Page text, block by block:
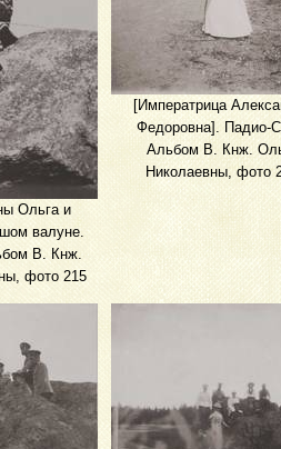
Ольга и
валуне.
В. Кнж.
фото 215
[Императрица
Федоровна]. Падио-
Альбом В. Кнж.
Николаевны, фото